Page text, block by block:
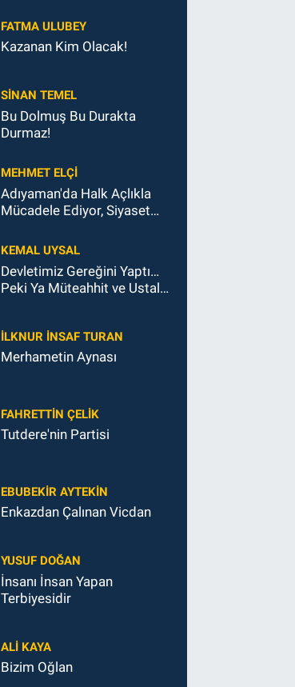
FATMA ULUBEY
Kazanan Kim Olacak!
SINAN TEMEL
Bu Dolmuş Bu Durakta
Durmaz!
MEHMET ELÇI
Adıyaman'da Halk Açlıkla
Mücadele Ediyor, Siyaset
KEMAL UYSAL
Devletimiz Gereğini Yaptı…
Peki Ya Müteahhit ve Ustalar
İLKNUR İNSAF TURAN
Merhametin Aynası
FAHRETTIN ÇELİK
Tutdere'nin Partisi
EBUBEKIR AYTEKIN
Enkazdan Çalınan Vicdan
YUSUF DOĞAN
İnsanı İnsan Yapan
Terbiyesidir
ALI KAYA
Bizim Oğlan